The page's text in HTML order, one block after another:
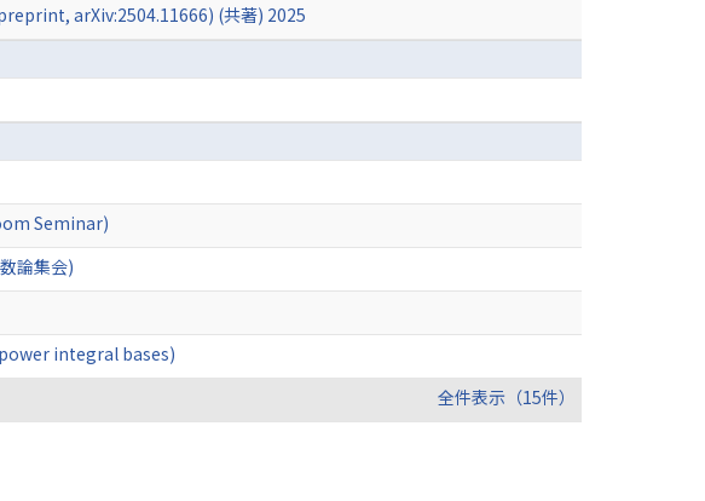
arXiv:2504.11666) (共著) 2025
Seminar)
論集会)
integral bases)
全件表示（15件）